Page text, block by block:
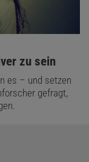
zu sein
es – und setzen
gefragt,